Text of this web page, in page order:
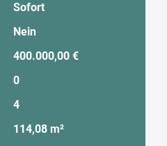
Sofort
Nein
400.000,00 €
0
4
114,08 m²